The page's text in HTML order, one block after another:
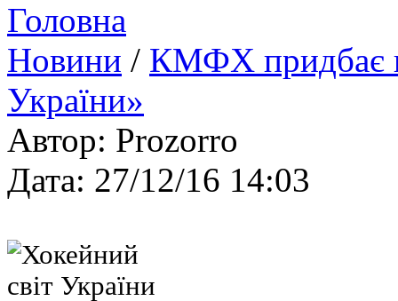
Головна
Новини / КМФХ придбає
України»
Автор: Prozorro
Дата: 27/12/16 14:03